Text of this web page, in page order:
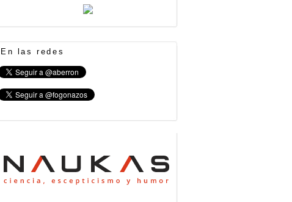
En las redes